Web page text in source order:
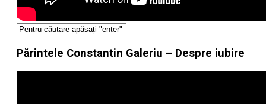
Părintele Constantin Galeriu – Despre iubire